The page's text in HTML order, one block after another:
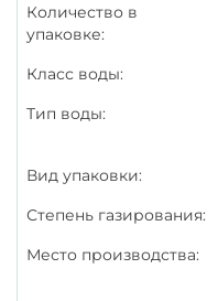
Количество в
упаковке:
Класс воды:
Тип воды:
Вид упаковки:
Степень газирования:
Место производства: